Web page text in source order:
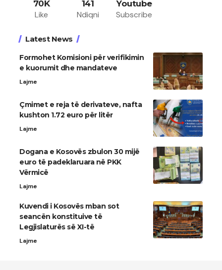
70K
Like
141
Ndiqni
Youtube
Subscribe
Latest News
Formohet Komisioni për verifikimin
e kuorumit dhe mandateve
Lajme
Çmimet e reja të derivateve, nafta
kushton 1.72 euro për litër
Lajme
Dogana e Kosovës zbulon 30 mijë
euro të padeklaruara në PKK
Vërmicë
Lajme
Kuvendi i Kosovës mban sot
seancën konstituive të
Legjislaturës së XI-të
Lajme